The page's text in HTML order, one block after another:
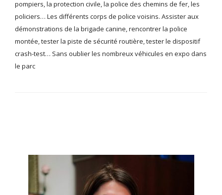
pompiers, la protection civile, la police des chemins de fer, les
policiers… Les différents corps de police voisins. Assister aux
démonstrations de la brigade canine, rencontrer la police
montée, tester la piste de sécurité routière, tester le dispositif
crash-test… Sans oublier les nombreux véhicules en expo dans
le parc